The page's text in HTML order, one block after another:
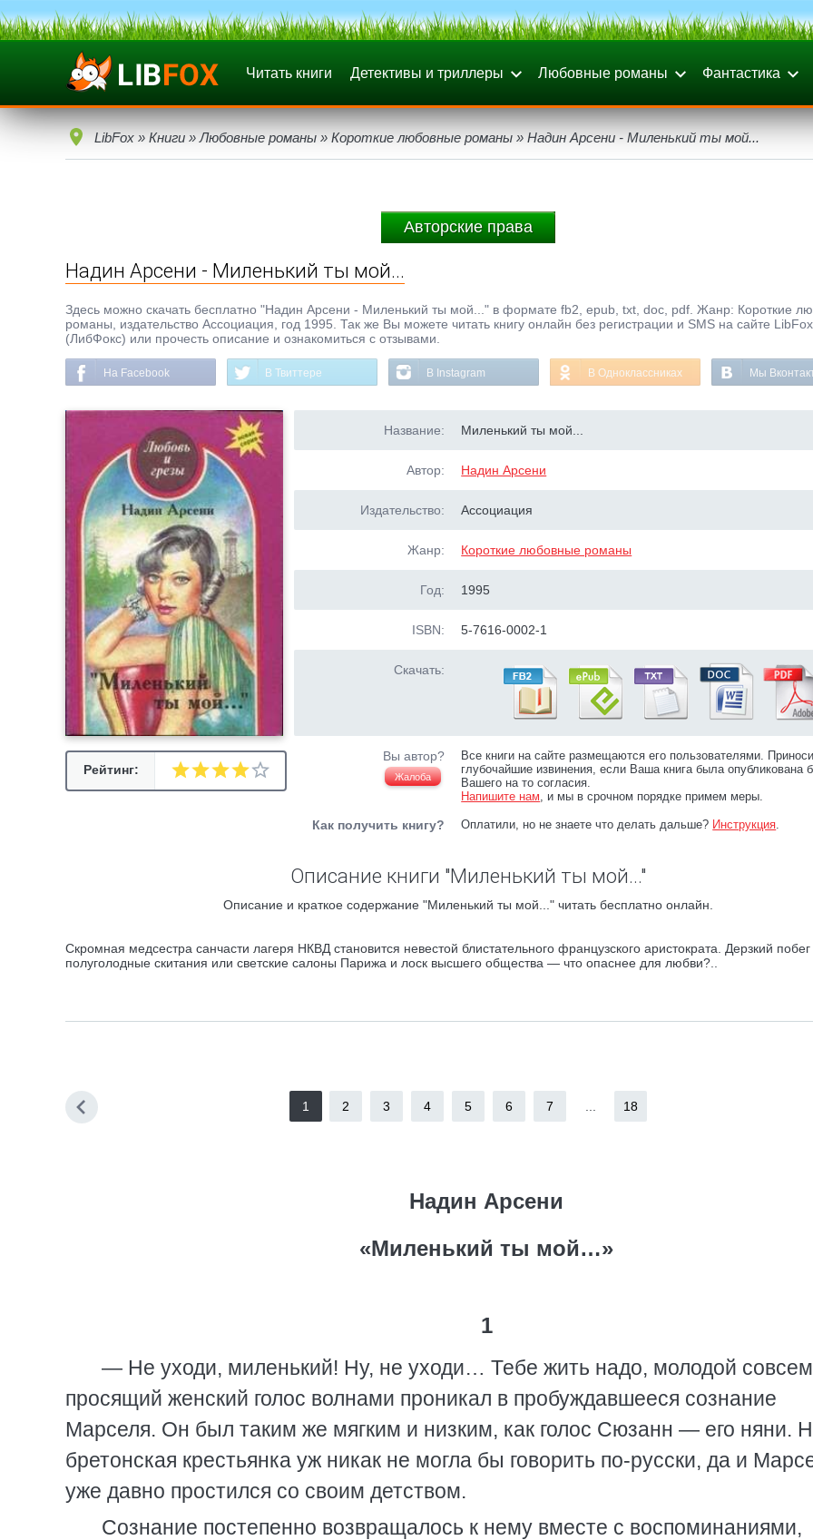
Читать книги Детективы и триллеры Любовные романы Фантастика
LibFox » Книги » Любовные романы » Короткие любовные романы » Надин Арсени - Миленький ты мой...
Авторские права
Надин Арсени - Миленький ты мой...
Здесь можно скачать бесплатно "Надин Арсени - Миленький ты мой..." в формате fb2, epub, txt, doc, pdf. Жанр: Короткие
романы, издательство Ассоциация, год 1995. Так же Вы можете читать книгу онлайн без регистрации и SMS на сайте
(ЛибФокс) или прочесть описание и ознакомиться с отзывами.
На Facebook В Твиттере В Instagram В Одноклассниках Мы
Рейтинг:
Название: Миленький ты мой...
Автор: Надин Арсени
Издательство: Ассоциация
Жанр: Короткие любовные романы
Год: 1995
ISBN: 5-7616-0002-1
Скачать:
Вы автор?
Жалоба
Все книги на сайте размещаются его пользователями.
глубочайшие извинения, если Ваша книга была опубликована
Вашего на то согласия.
Напишите нам, и мы в срочном порядке примем меры.
Как получить книгу? Оплатили, но не знаете что делать дальше? Инструкция.
Описание книги "Миленький ты мой..."
Описание и краткое содержание "Миленький ты мой..." читать бесплатно онлайн.
Скромная медсестра санчасти лагеря НКВД становится невестой блистательного французского аристократа. Дерзкий
полуголодные скитания или светские салоны Парижа и лоск высшего общества — что опаснее для любви?..
1 2 3 4 5 6 7 18
Надин Арсени
«Миленький ты мой…»
1
— Не уходи, миленький! Ну, не уходи… Тебе жить надо, молодой
просящий женский голос волнами проникал в пробуждавшееся сознание
Марселя. Он был таким же мягким и низким, как голос Сюзанн — его няни.
бретонская крестьянка уж никак не могла бы говорить по-русски, да и
уже давно простился со своим детством.
Сознание постепенно возвращалось к нему вместе с воспоминаниями,